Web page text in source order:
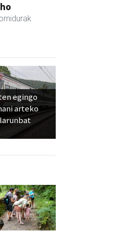
egingo
arteko